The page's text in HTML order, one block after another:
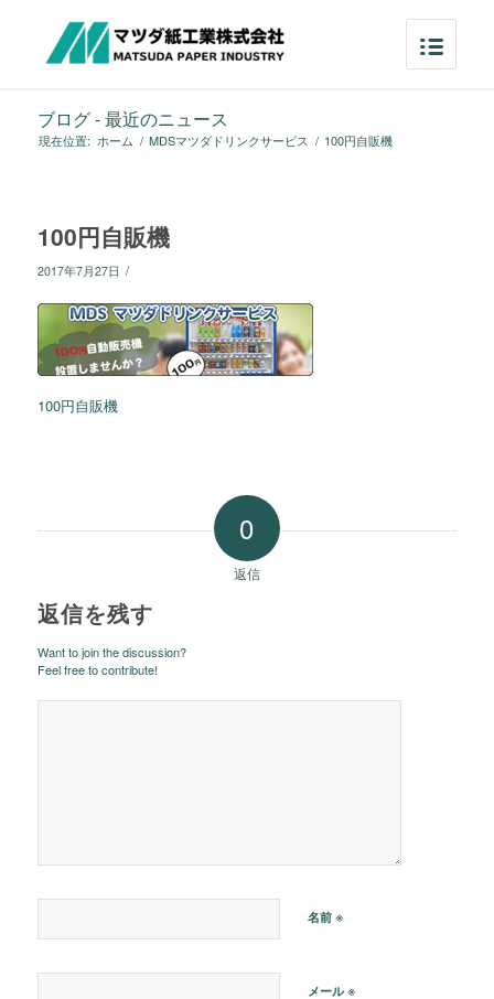
ブログ - 最近のニュース
現在位置: ホーム / MDSマツダドリンクサービス / 100円自販機
100円自販機
2017年7月27日 /
100円自販機
0
返信
返信を残す
Want to join the discussion?
Feel free to contribute!
名前 ※
メール※